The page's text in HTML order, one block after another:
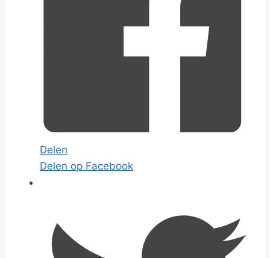
Delen
Delen op Facebook